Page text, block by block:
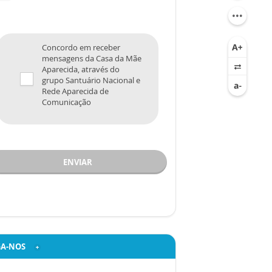
Concordo em receber
mensagens da Casa da Mãe
Aparecida, através do
grupo Santuário Nacional e
Rede Aparecida de
Comunicação
ENVIAR
NOS